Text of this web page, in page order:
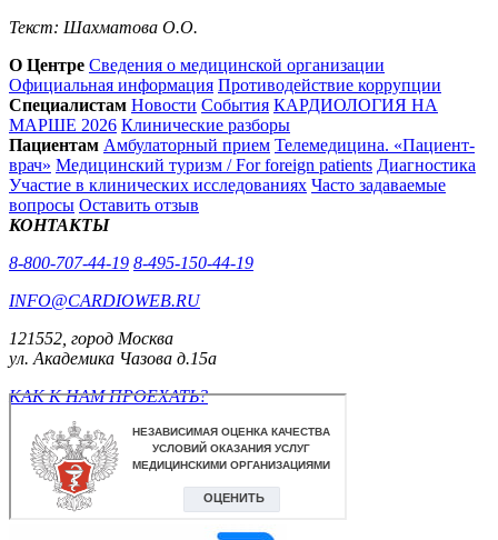
Текст: Шахматова О.О.
О Центре Сведения о медицинской организации
Официальная информация Противодействие коррупции
Специалистам Новости События КАРДИОЛОГИЯ НА
МАРШЕ 2026 Клинические разборы
Пациентам Амбулаторный прием Телемедицина. «Пациент-
врач» Медицинский туризм / For foreign patients Диагностика
Участие в клинических исследованиях Часто задаваемые
вопросы Оставить отзыв
КОНТАКТЫ
8-800-707-44-19 8-495-150-44-19
INFO@CARDIOWEB.RU
121552, город Москва
ул. Академика Чазова д.15а
КАК К НАМ ПРОЕХАТЬ?